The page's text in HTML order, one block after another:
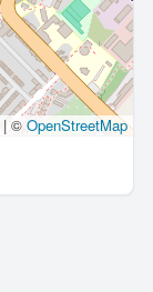
|© OpenStreetMap